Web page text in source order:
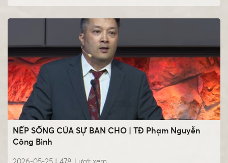
NẾP SỐNG CỦA SỰ BAN CHO | TĐ Phạm Nguyễn
Công Bình